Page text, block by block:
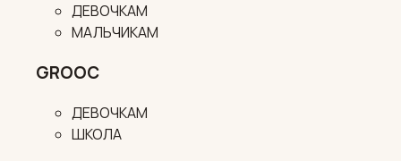
ДЕВОЧКАМ
МАЛЬЧИКАМ
GROOC
ДЕВОЧКАМ
ШКОЛА